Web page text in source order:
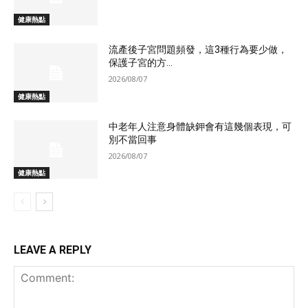
健康熱點
健康熱點
流產後子宮問題頻發，這3種行為要少做，
保護子宮的方...
2026/08/07
健康熱點
中老年人注意身體缺鉀會有這幾個表現，可
別不當回事
2026/08/07
LEAVE A REPLY